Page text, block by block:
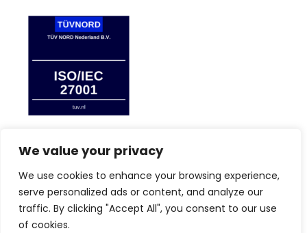
We value your privacy
We use cookies to enhance your browsing experience,
serve personalized ads or content, and analyze our
traffic. By clicking "Accept All", you consent to our use
of cookies.
TIJD4 © Copyright 2023. Alle rechten voorbehouden.